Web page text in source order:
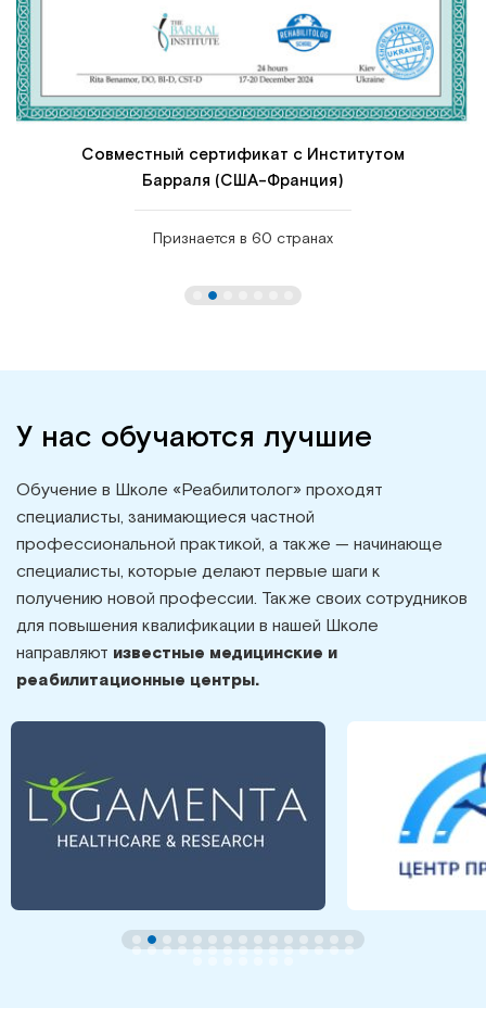
Совместный сертификат с Институтом
Барраля (США-Франция)
Признается в 60 странах
У нас обучаются лучшие
Обучение в Школе «Реабилитолог» проходят
специалисты, занимающиеся частной
профессиональной практикой, а также — начинающе
специалисты, которые делают первые шаги к
получению новой профессии. Также своих сотрудников
для повышения квалификации в нашей Школе
направляют известные медицинские и
реабилитационные центры.